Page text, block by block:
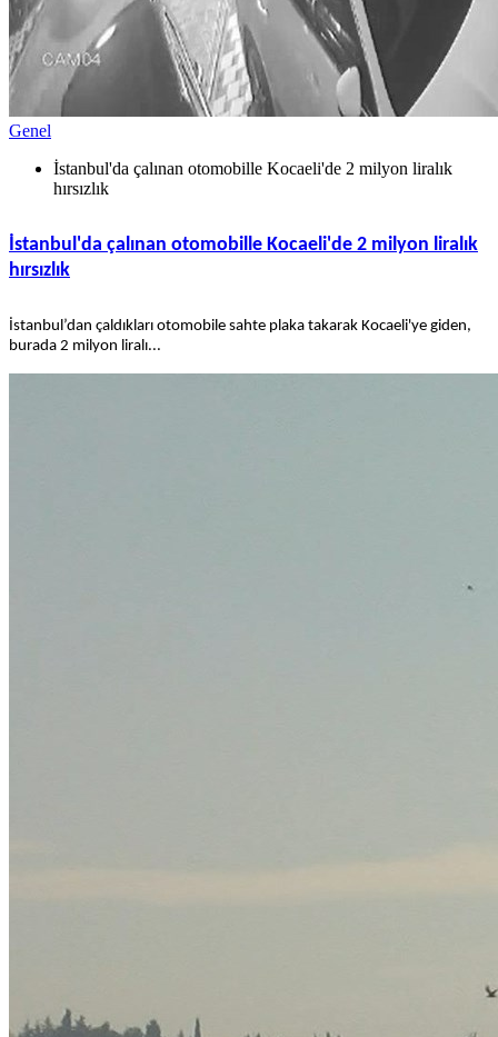
Genel
İstanbul'da çalınan otomobille Kocaeli'de 2 milyon liralık
hırsızlık
İstanbul'da çalınan otomobille Kocaeli'de 2 milyon liralık
hırsızlık
İstanbul’dan çaldıkları otomobile sahte plaka takarak Kocaeli'ye giden,
burada 2 milyon liralı...